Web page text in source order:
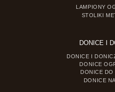
LAMPIONY
STOLIKI
DONICE I
DONICE I
DONICE
DONICE DO
DONICE